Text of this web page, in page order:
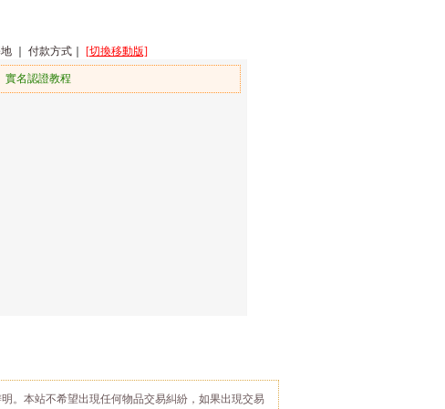
｜ 付款方式｜ [切換移動版]
實名認證教程
。本站不希望出現任何物品交易糾紛，如果出現交易